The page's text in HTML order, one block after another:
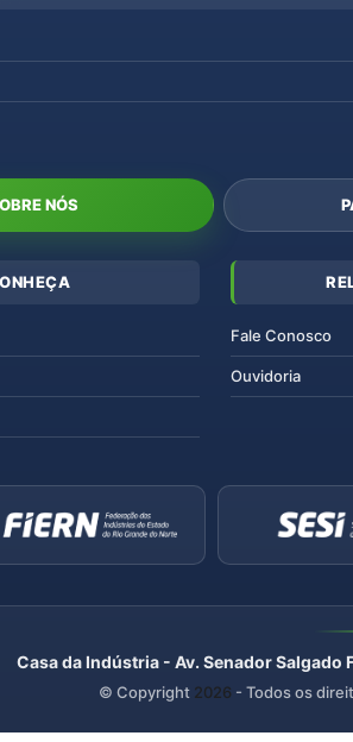
NÓS
Fale Conosco
Ouvidoria
Casa da Indústria - Av. Senador
© Copyright 2026 - Todos os